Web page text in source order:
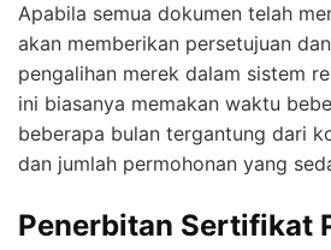
Apabila semua dokumen telah
akan memberikan persetujuan
pengalihan merek dalam sistem
ini biasanya memakan waktu
beberapa bulan tergantung dari
dan jumlah permohonan yang
Penerbitan Sertifikat